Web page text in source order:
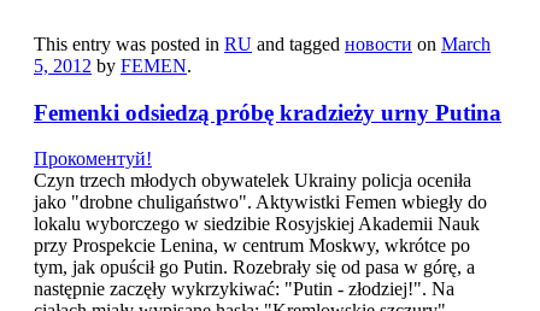
This entry was posted in RU and tagged новости on March
5, 2012 by FEMEN.
Femenki odsiedzą próbę kradzieży urny Putina
Прокоментуй!
Czyn trzech młodych obywatelek Ukrainy policja oceniła
jako "drobne chuligaństwo". Aktywistki Femen wbiegły do
lokalu wyborczego w siedzibie Rosyjskiej Akademii Nauk
przy Prospekcie Lenina, w centrum Moskwy, wkrótce po
tym, jak opuścił go Putin. Rozebrały się od pasa w górę, a
następnie zaczęły wykrzykiwać: "Putin - złodziej!". Na